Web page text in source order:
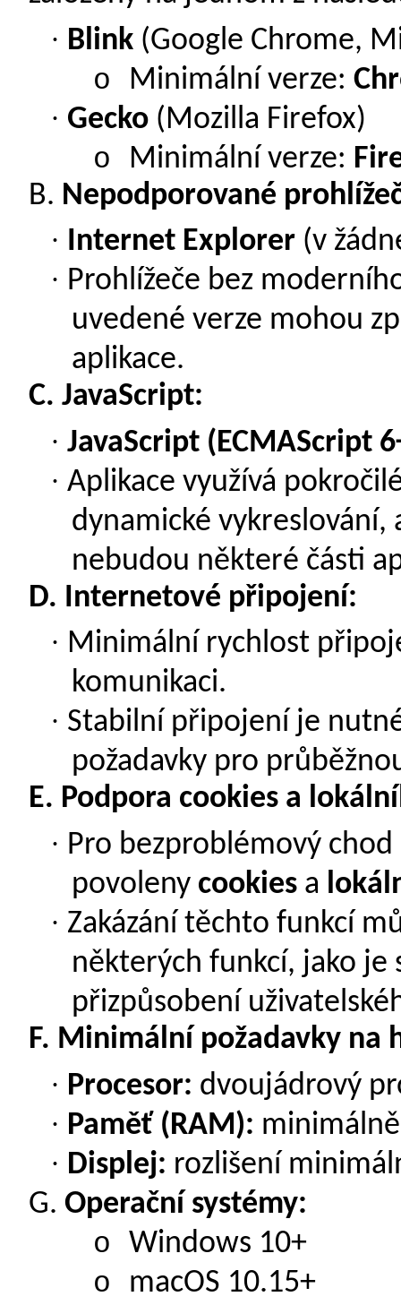
· Blink (Google Chrome,
o Minimální verze:
· Gecko (Mozilla Firefox)
o Minimální verze:
B. Nepodporované
· Internet Explorer (v
· Prohlížeče bez
uvedené verze mohou
aplikace.
C. JavaScript:
· JavaScript (ECMAScript
· Aplikace využívá
dynamické vykreslování,
nebudou některé části
D. Internetové připojení:
· Minimální rychlost
komunikaci.
· Stabilní připojení je
požadavky pro
E. Podpora cookies a
· Pro bezproblémový
povoleny cookies a
· Zakázání těchto funkcí
některých funkcí, jako je
přizpůsobení
F. Minimální požadavky na
· Procesor: dvoujádrový
· Paměť (RAM):
· Displej: rozlišení
G. Operační systémy:
o Windows 10+
o macOS 10.15+